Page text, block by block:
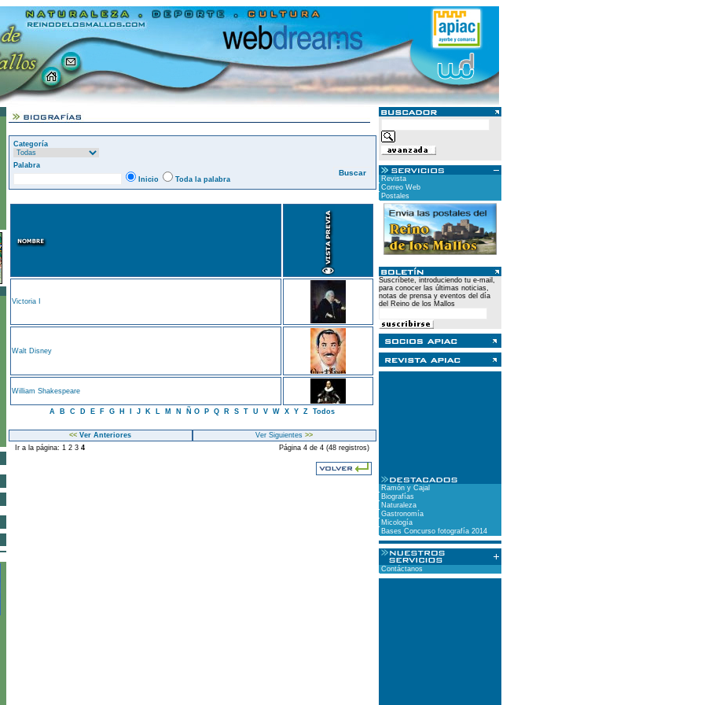
Categoría
Palabra
Inicio
Toda la palabra
Victoria I
Walt Disney
William Shakespeare
A B C D E F G H J K L M N Ñ O P Q R S T U V W X Y Z Todos
<< Ver Anteriores Ver Siguientes >>
Ir a la página: 1 2 3 4 Página 4 de 4 (48 registros)
Revista
Correo Web
Postales
Suscríbete, introduciendo tu e-mail,
para conocer las últimas noticias,
notas de prensa y eventos del día
del Reino de los Mallos
Ramón y Cajal
Biografías
Naturaleza
Gastronomía
Micología
Bases Concurso fotografía 2014
Contáctanos